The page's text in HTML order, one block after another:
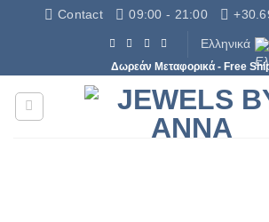
ΜετάβασηContact 09:00 - 21:00
Ελληνικά
Δωρεάν Μεταφορικά - Free